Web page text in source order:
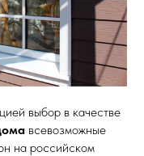
выбор в качестве
всевозможные
на российском